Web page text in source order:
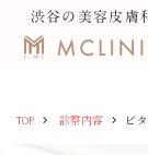
TOP keyboard_arrow_right 診察内容 keyboard_arrow_right ビ
渋谷の美容皮膚